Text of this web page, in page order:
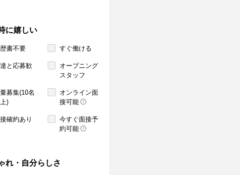
に嬉しい
書不要 すぐ働ける
と応募歓
オープニング
スタッフ
募集(10名
)
オンライン面
接可能
確約あり
今すぐ面接予
約可能
れ・自分らしさ